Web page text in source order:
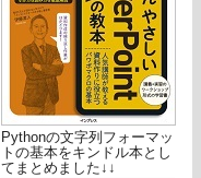
Pythonの文字列フォーマッ
トの基本をキンドル本とし
てまとめました↓↓